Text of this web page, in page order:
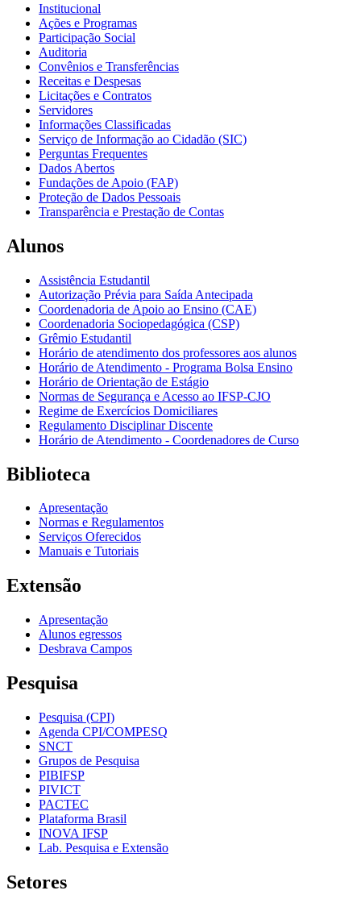
Institucional
Ações e Programas
Participação Social
Auditoria
Convênios e Transferências
Receitas e Despesas
Licitações e Contratos
Servidores
Informações Classificadas
Serviço de Informação ao Cidadão (SIC)
Perguntas Frequentes
Dados Abertos
Fundações de Apoio (FAP)
Proteção de Dados Pessoais
Transparência e Prestação de Contas
Alunos
Assistência Estudantil
Autorização Prévia para Saída Antecipada
Coordenadoria de Apoio ao Ensino (CAE)
Coordenadoria Sociopedagógica (CSP)
Grêmio Estudantil
Horário de atendimento dos professores aos alunos
Horário de Atendimento - Programa Bolsa Ensino
Horário de Orientação de Estágio
Normas de Segurança e Acesso ao IFSP-CJO
Regime de Exercícios Domiciliares
Regulamento Disciplinar Discente
Horário de Atendimento - Coordenadores de Curso
Biblioteca
Apresentação
Normas e Regulamentos
Serviços Oferecidos
Manuais e Tutoriais
Extensão
Apresentação
Alunos egressos
Desbrava Campos
Pesquisa
Pesquisa (CPI)
Agenda CPI/COMPESQ
SNCT
Grupos de Pesquisa
PIBIFSP
PIVICT
PACTEC
Plataforma Brasil
INOVA IFSP
Lab. Pesquisa e Extensão
Setores